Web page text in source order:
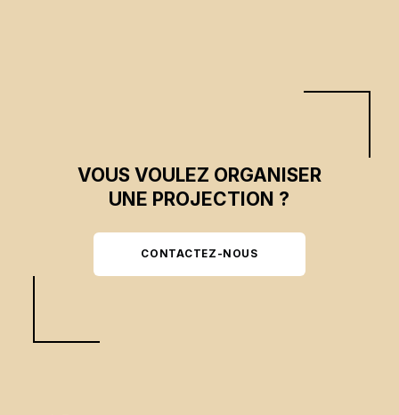
VOUS VOULEZ ORGANISER
UNE PROJECTION ?
CONTACTEZ-NOUS